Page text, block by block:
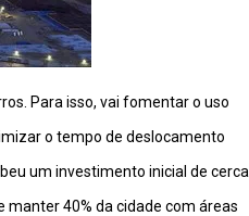
Para isso, vai fomentar o uso
o tempo de deslocamento
um investimento inicial de cerca
40% da cidade com áreas